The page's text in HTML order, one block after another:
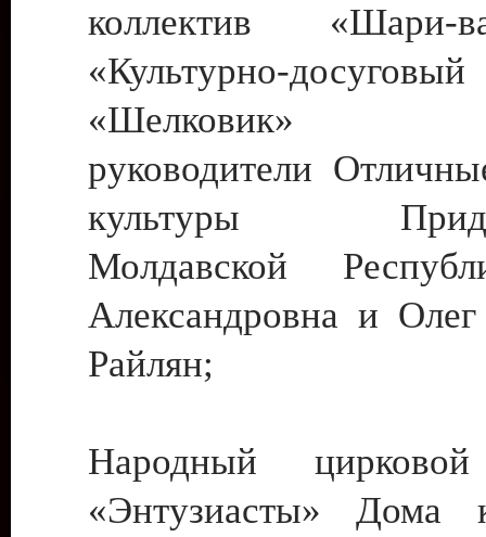
коллектив
«Культурно-
«Шелковик»
руководители
культуры
Молдавской
Александровна и
Райлян;
Народный цирковой
«Энтузиасты» Дома